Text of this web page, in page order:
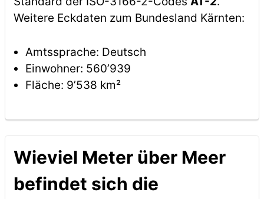
Weitere Eckdaten zum Bundesland Kärnten:
Amtssprache: Deutsch
Einwohner: 560’939
Fläche: 9’538 km²
Wieviel Meter über Meer
befindet sich die